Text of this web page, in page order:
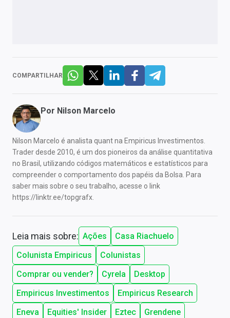
COMPARTILHAR
Por Nilson Marcelo
Nilson Marcelo é analista quant na Empiricus Investimentos.
Trader desde 2010, é um dos pioneiros da análise quantitativa
no Brasil, utilizando códigos matemáticos e estatísticos para
compreender o comportamento dos papéis da Bolsa. Para
saber mais sobre o seu trabalho, acesse o link
https://linktr.ee/topgrafx.
Leia mais sobre: Ações
Casa Riachuelo
Colunista Empiricus
Colunistas
Comprar ou vender?
Cyrela
Desktop
Empiricus Investimentos
Empiricus Research
Eneva
Equities' Insider Eztec
Grendene